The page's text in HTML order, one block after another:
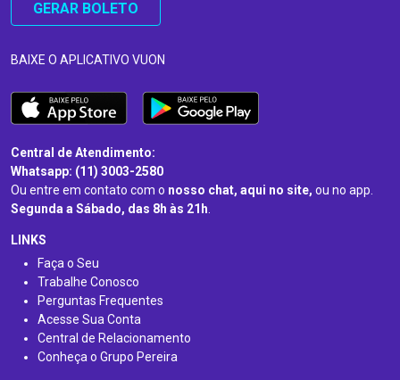
GERAR BOLETO
BAIXE O APLICATIVO VUON
Central de Atendimento:
Whatsapp: (11) 3003-2580
Ou entre em contato com o nosso chat, aqui no site, ou no app.
Segunda a Sábado, das 8h às 21h.
LINKS
Faça o Seu
Trabalhe Conosco
Perguntas Frequentes
Acesse Sua Conta
Central de Relacionamento
Conheça o Grupo Pereira